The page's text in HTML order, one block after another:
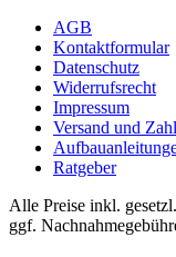
AGB
Kontaktformular
Datenschutz
Widerrufsrecht
Impressum
Versand und
Ratgeber
Alle Preise inkl.
ggf.